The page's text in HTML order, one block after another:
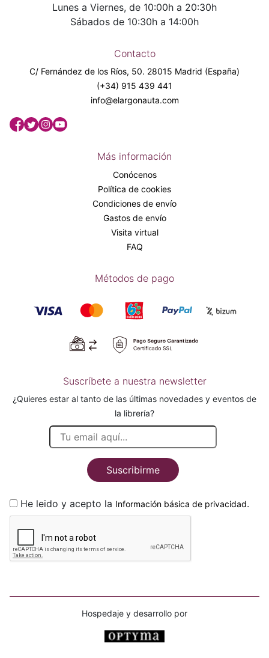
Lunes a Viernes, de 10:00h a 20:30h
Sábados de 10:30h a 14:00h
Contacto
C/ Fernández de los Ríos, 50. 28015 Madrid (España)
(+34) 915 439 441
info@elargonauta.com
Más información
Conócenos
Política de cookies
Condiciones de envío
Gastos de envío
Visita virtual
FAQ
Métodos de pago
Suscríbete a nuestra newsletter
¿Quieres estar al tanto de las últimas novedades y eventos de
la librería?
Suscribirme
He leido y acepto la Información básica de privacidad.
Hospedaje y desarrollo por